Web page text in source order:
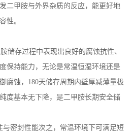
二甲胺与外界杂质的反应，能更好地
性。
储存过程中表现出良好的腐蚀抗性、
保持能力，无论是常温恒湿环境还是
腐蚀， 180天储存周期内壁厚减薄量极
度基本无下降，是二甲胺长期安全储
与密封性能次之，常温环境下可满足短